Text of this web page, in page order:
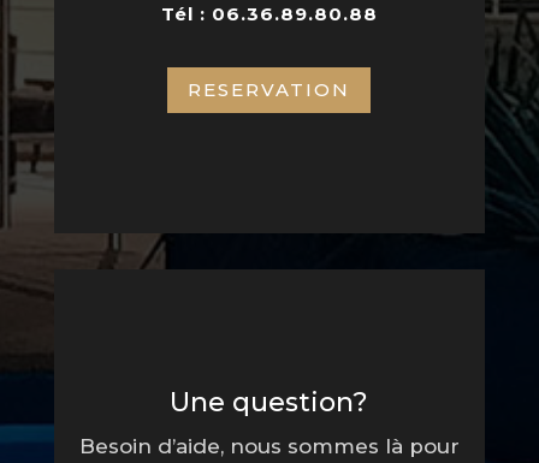
Tél : 06.36.89.80.88
RESERVATION
Une question?
Besoin d’aide, nous sommes là pour